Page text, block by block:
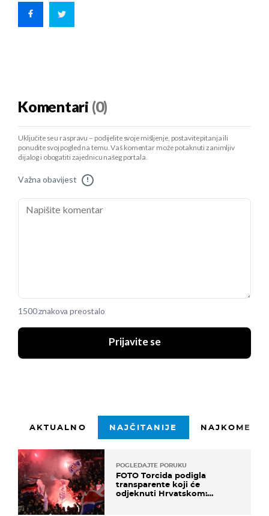
Komentari (0)
Uključite se u raspravu – podijelite svoje mišljenje, postavite pitanja ili
ponudite svoj pogled na temu. Vaš komentar može potaknuti zanimljiv
dijalog i obogatiti zajednicu našeg portala.
Važna obavijest !
1500 znakova preostalo
Prijavite se
AKTUALNO NAJČITANIJE
POGLEDAJTE PORUKU
FOTO Torcida podigla
transparente koji će
odjeknuti Hrvatskom: